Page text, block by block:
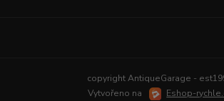
copyright AntiqueGarage -
Vytvořeno na
Eshop-